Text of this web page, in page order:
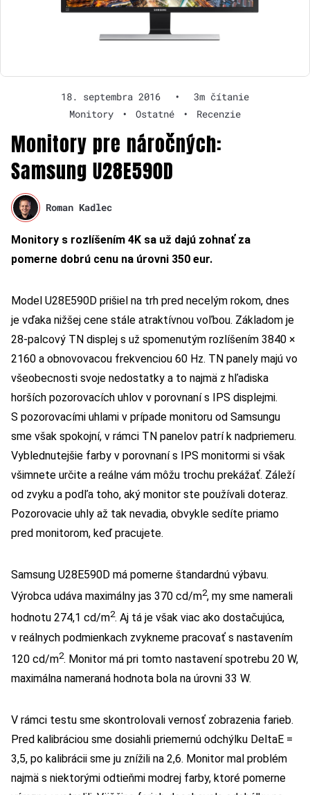
18. septembra 2016 •
3m čítanie
Monitory
• Ostatné • Recenzie
Monitory pre náročných:
Samsung U28E590D
Roman Kadlec
Monitory s rozlíšením 4K sa už dajú zohnať za
pomerne dobrú cenu na úrovni 350 eur.
Model U28E590D prišiel na trh pred necelým rokom, dnes
je vďaka nižšej cene stále atraktívnou voľbou. Základom je
28-palcový TN displej s už spomenutým rozlíšením 3840 ×
2160 a obnovovacou frekvenciou 60 Hz. TN panely majú vo
všeobecnosti svoje nedostatky a to najmä z hľadiska
horších pozorovacích uhlov v porovnaní s IPS displejmi.
S pozorovacími uhlami v prípade monitoru od Samsungu
sme však spokojní, v rámci TN panelov patrí k nadpriemeru.
Vyblednutejšie farby v porovnaní s IPS monitormi si však
všimnete určite a reálne vám môžu trochu prekážať. Záleží
od zvyku a podľa toho, aký monitor ste používali doteraz.
Pozorovacie uhly až tak nevadia, obvykle sedíte priamo
pred monitorom, keď pracujete.
Samsung U28E590D má pomerne štandardnú výbavu.
Výrobca udáva maximálny jas 370 cd/m2, my sme namerali
hodnotu 274,1 cd/m2. Aj tá je však viac ako dostačujúca,
v reálnych podmienkach zvykneme pracovať s nastavením
120 cd/m2. Monitor má pri tomto nastavení spotrebu 20 W,
maximálna nameraná hodnota bola na úrovni 33 W.
V rámci testu sme skontrolovali vernosť zobrazenia farieb.
Pred kalibráciou sme dosiahli priemernú odchýlku DeltaE =
3,5, po kalibrácii sme ju znížili na 2,6. Monitor mal problém
najmä s niektorými odtieňmi modrej farby, ktoré pomerne